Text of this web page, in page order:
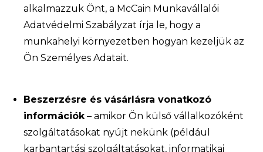
alkalmazzuk Önt, a McCain Munkavállalói
Adatvédelmi Szabályzat írja le, hogy a
munkahelyi környezetben hogyan kezeljük az
Ön Személyes Adatait.
Beszerzésre és vásárlásra vonatkozó
információk– amikor Ön külső vállalkozóként
szolgáltatásokat nyújt nekünk (például
karbantartási szolgáltatásokat, informatikai